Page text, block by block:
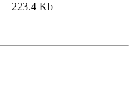
223.4 Kb